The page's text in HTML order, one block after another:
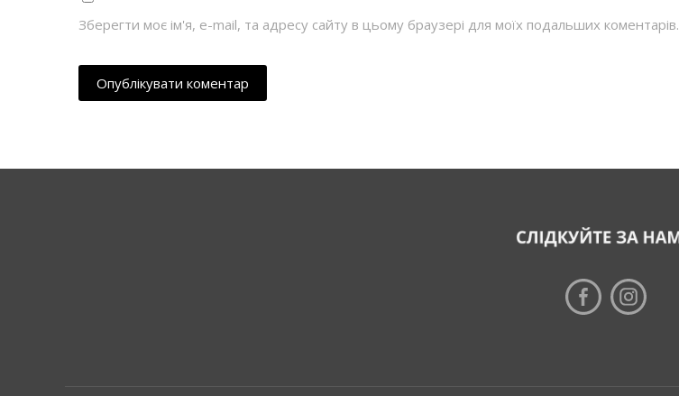
Зберегти моє ім'я, e-mail, та адресу сайту в цьому браузері для моїх подальших коментарів.